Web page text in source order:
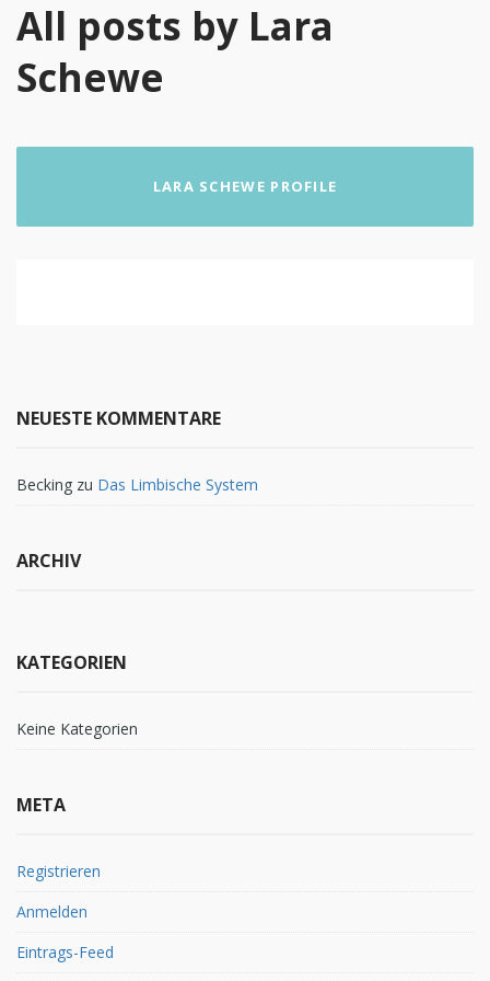
All posts by Lara
Schewe
LARA SCHEWE PROFILE
NEUESTE KOMMENTARE
Becking zu Das Limbische System
ARCHIV
KATEGORIEN
Keine Kategorien
META
Registrieren
Anmelden
Eintrags-Feed